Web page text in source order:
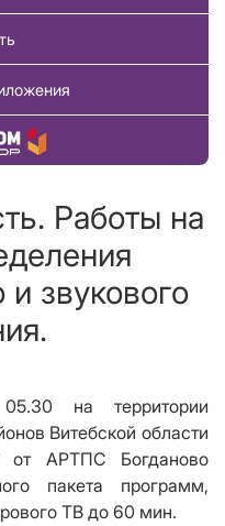
Работы на
и звукового
на территории
Витебской области
от АРТПС Богданово
пакета программ,
ТВ до 60 мин.